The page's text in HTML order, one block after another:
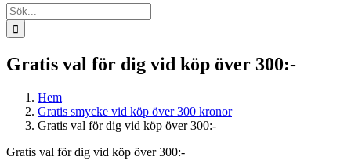
Sök
efter:
Gratis val för dig vid köp över 300:-
Hem
Gratis smycke vid köp över 300 kronor
Gratis val för dig vid köp över 300:-
Gratis val för dig vid köp över 300:-